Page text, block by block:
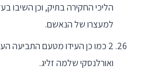
הליכי החקירה בתיק, וכן השיבו
למעצרו של הנאשם.
2 כמו כן העידו מטעם התביעה
ואורלנסקי שלמה זליג.